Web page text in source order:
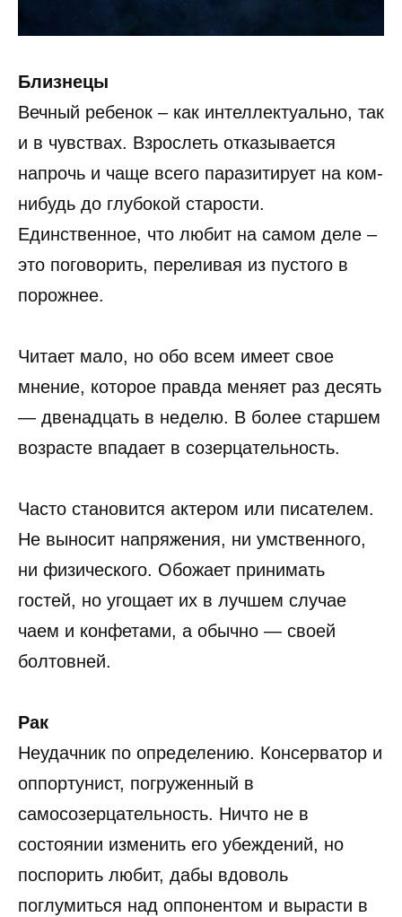
Близнецы
Вечный ребенок – как интеллектуально, так
и в чувствах. Взрослеть отказывается
напрочь и чаще всего паразитирует на ком-
нибудь до глубокой старости.
Единственное, что любит на самом деле –
это поговорить, переливая из пустого в
порожнее.
Читает мало, но обо всем имеет свое
мнение, которое правда меняет раз десять
— двенадцать в неделю. В более старшем
возрасте впадает в созерцательность.
Часто становится актером или писателем.
Не выносит напряжения, ни умственного,
ни физического. Обожает принимать
гостей, но угощает их в лучшем случае
чаем и конфетами, а обычно — своей
болтовней.
Рак
Неудачник по определению. Консерватор и
оппортунист, погруженный в
самосозерцательность. Ничто не в
состоянии изменить его убеждений, но
поспорить любит, дабы вдоволь
поглумиться над оппонентом и вырасти в